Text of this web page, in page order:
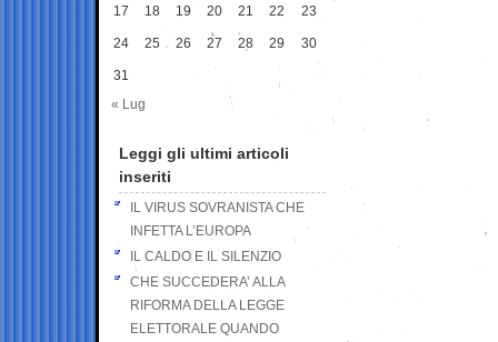
17 18 19 20 21 22 23
24 25 26 27 28 29 30
31
« Lug
Leggi gli ultimi articoli
inseriti
IL VIRUS SOVRANISTA CHE
INFETTA L’EUROPA
IL CALDO E IL SILENZIO
CHE SUCCEDERA’ ALLA
RIFORMA DELLA LEGGE
ELETTORALE QUANDO